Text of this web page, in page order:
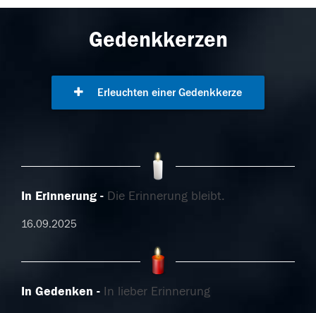
Gedenkkerzen
Erleuchten einer Gedenkkerze
In Erinnerung Die Erinnerung bleibt.
16.09.2025
In Gedenken In lieber Erinnerung